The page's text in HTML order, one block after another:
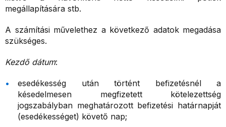
megállapítására stb.
A számítási művelethez a következő adatok megadása
szükséges.
Kezdő dátum:
esedékesség után történt befizetésnél a
késedelmesen megfizetett kötelezettség
jogszabályban meghatározott befizetési határnapját
(esedékességet) követő nap;